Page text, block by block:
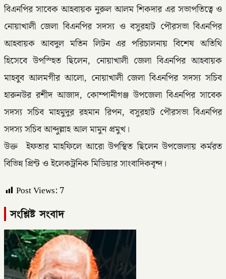
বিএনপির সাবেক আহবায়ক নুরুল আলম শিকদার এর সভাপতিত্বে ও
নোয়াখালী জেলা বিএনপির সদস্য ও বসুরহাট পৌরসভা বিএনপির
আহবায়ক আবদুল মতিন লিটন এর পরিচালনায় বিশেষ অতিথি
হিসেবে উপস্হিত ছিলেন, নোয়াখালী জেলা বিএনপির আহবায়ক
মাহবুব আলমগীর আলো, নোয়াখালী জেলা বিএনপির সদস্য সচিব
হারুনউর রশীদ আজাদ, কোম্পানীগঞ্জ উপজেলা বিএনপির সাবেক
সদস্য সচিব মাহমুদুর রহমান রিপন, বসুরহাট পৌরসভা বিএনপির
সদস্য সচিব আব্দুল্লাহ আল মামুন প্রমুখ।
উক্ত ইফতার মাহফিলে আরো উপস্থিত ছিলেন উপজেলায় কর্মরত
বিভিন্ন প্রিন্ট ও ইলেকট্রনিক মিডিয়ার সাংবাদিকবৃন্দ।
Post Views: 7
সংশ্লিষ্ট সংবাদ